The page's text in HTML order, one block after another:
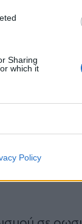
Sharing
which it
Policy
ρωσικό
της.
2019.
στον κλάδο
ασφάλισης